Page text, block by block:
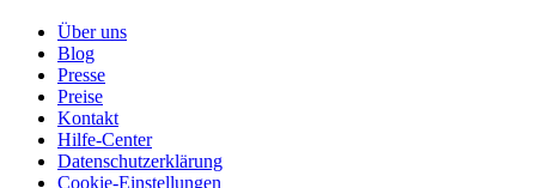
Über uns
Blog
Presse
Preise
Kontakt
Hilfe-Center
Datenschutzerklärung
Cookie-Einstellungen